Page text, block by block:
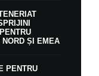
ȘI EMEA
PENTRU